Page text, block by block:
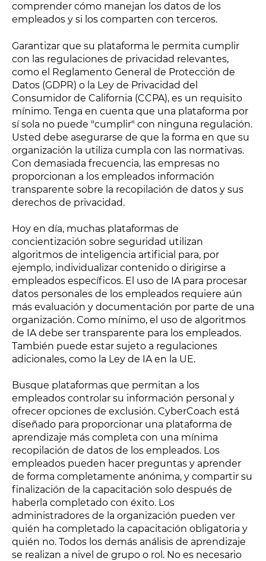
comprender cómo manejan los datos de los
empleados y si los comparten con terceros.
Garantizar que su plataforma le permita cumplir
con las regulaciones de privacidad relevantes,
como el Reglamento General de Protección de
Datos (GDPR) o la Ley de Privacidad del
Consumidor de California (CCPA), es un requisito
mínimo. Tenga en cuenta que una plataforma por
sí sola no puede "cumplir" con ninguna regulación.
Usted debe asegurarse de que la forma en que su
organización la utiliza cumpla con las normativas.
Con demasiada frecuencia, las empresas no
proporcionan a los empleados información
transparente sobre la recopilación de datos y sus
derechos de privacidad.
Hoy en día, muchas plataformas de
concientización sobre seguridad utilizan
algoritmos de inteligencia artificial para, por
ejemplo, individualizar contenido o dirigirse a
empleados específicos. El uso de IA para procesar
datos personales de los empleados requiere aún
más evaluación y documentación por parte de una
organización. Como mínimo, el uso de algoritmos
de IA debe ser transparente para los empleados.
También puede estar sujeto a regulaciones
adicionales, como la Ley de IA en la UE.
Busque plataformas que permitan a los
empleados controlar su información personal y
ofrecer opciones de exclusión. CyberCoach está
diseñado para proporcionar una plataforma de
aprendizaje más completa con una mínima
recopilación de datos de los empleados. Los
empleados pueden hacer preguntas y aprender
de forma completamente anónima, y compartir su
finalización de la capacitación solo después de
haberla completado con éxito. Los
administradores de la organización pueden ver
quién ha completado la capacitación obligatoria y
quién no. Todos los demás análisis de aprendizaje
se realizan a nivel de grupo o rol. No es necesario